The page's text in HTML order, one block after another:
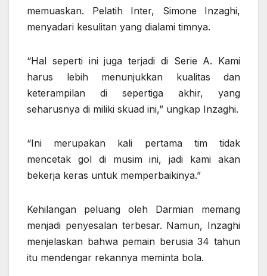
memuaskan. Pelatih Inter, Simone Inzaghi,
menyadari kesulitan yang dialami timnya.
“Hal seperti ini juga terjadi di Serie A. Kami
harus lebih menunjukkan kualitas dan
keterampilan di sepertiga akhir, yang
seharusnya di miliki skuad ini,” ungkap Inzaghi.
“Ini merupakan kali pertama tim tidak
mencetak gol di musim ini, jadi kami akan
bekerja keras untuk memperbaikinya.”
Kehilangan peluang oleh Darmian memang
menjadi penyesalan terbesar. Namun, Inzaghi
menjelaskan bahwa pemain berusia 34 tahun
itu mendengar rekannya meminta bola.